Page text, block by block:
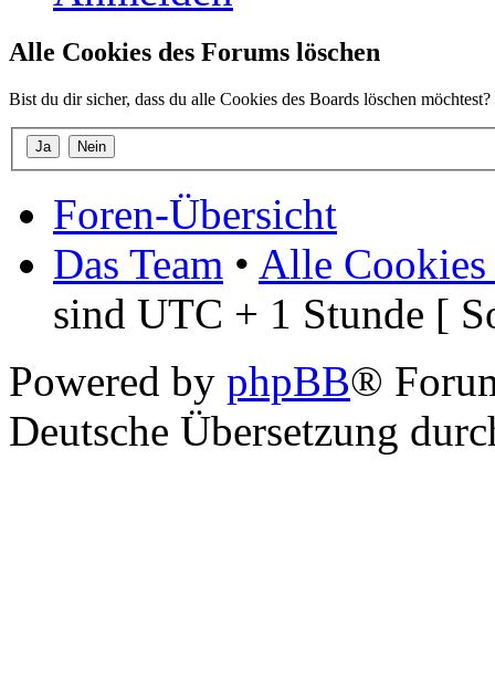
Alle Cookies des Forums löschen
Bist du dir sicher, dass du alle Cookies des Boards löschen möchtest?
Foren-Übersicht
Das Team • Alle Cookies
sind UTC + 1 Stunde [
Powered by phpBB®
Deutsche Übersetzung